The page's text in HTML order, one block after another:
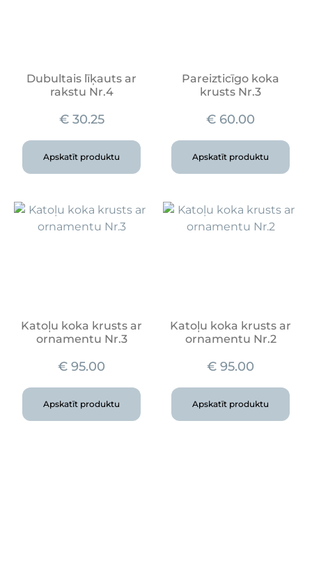
Dubultais līķauts ar
rakstu Nr.4
€30.25
Apskatīt produktu
Pareizticīgo koka
krusts Nr.3
€ 60.00
Apskatīt produktu
Katoļu koka krusts ar
ornamentu Nr.3
€ 95.00
Apskatīt produktu
Katoļu koka krusts ar
ornamentu Nr.2
€ 95.00
Apskatīt produktu